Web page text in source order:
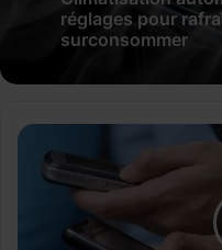
réglages pour
surconsommer
Télécoms:
Maroc